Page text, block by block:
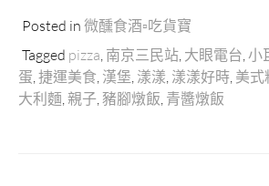
Posted in 微醺食酒▫吃貨寶
Tagged pizza 南京三民站 大眼電台 小
蛋 捷運美食 漢堡 漾漾 漾漾好時 美式
大利麵 親子 豬腳燉飯 青醬燉飯